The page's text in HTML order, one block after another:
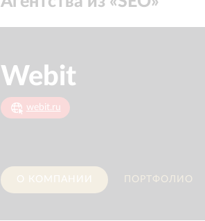
Webit
webit.ru
О КОМПАНИИ ПОРТФОЛИО